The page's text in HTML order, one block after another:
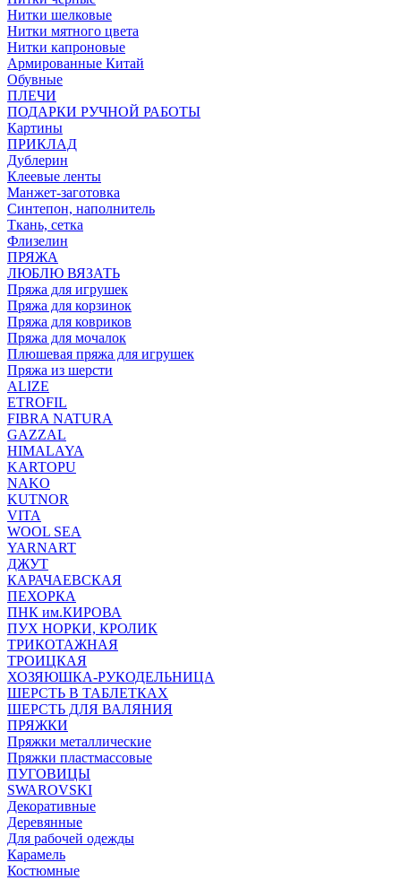
Нитки шелковые
Нитки мятного цвета
Нитки капроновые
Армированные Китай
Обувные
ПЛЕЧИ
ПОДАРКИ РУЧНОЙ РАБОТЫ
Картины
ПРИКЛАД
Дублерин
Клеевые ленты
Манжет-заготовка
Синтепон, наполнитель
Ткань, сетка
Флизелин
ПРЯЖА
ЛЮБЛЮ ВЯЗАТЬ
Пряжа для игрушек
Пряжа для корзинок
Пряжа для ковриков
Пряжа для мочалок
Плюшевая пряжа для игрушек
Пряжа из шерсти
ALIZE
ETROFIL
FIBRA NATURA
GAZZAL
HIMALAYA
KARTOPU
NAKO
KUTNOR
VITA
WOOL SEA
YARNART
ДЖУТ
КАРАЧАЕВСКАЯ
ПЕХОРКА
ПНК им.КИРОВА
ПУХ НОРКИ, КРОЛИК
ТРИКОТАЖНАЯ
ТРОИЦКАЯ
ХОЗЯЮШКА-РУКОДЕЛЬНИЦА
ШЕРСТЬ В ТАБЛЕТКАХ
ШЕРСТЬ ДЛЯ ВАЛЯНИЯ
ПРЯЖКИ
Пряжки металлические
Пряжки пластмассовые
ПУГОВИЦЫ
SWAROVSKI
Декоративные
Деревянные
Для рабочей одежды
Карамель
Костюмные